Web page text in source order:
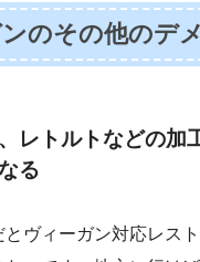
のその他のデ
レトルトなどの加
る
ヴィーガン対応レス